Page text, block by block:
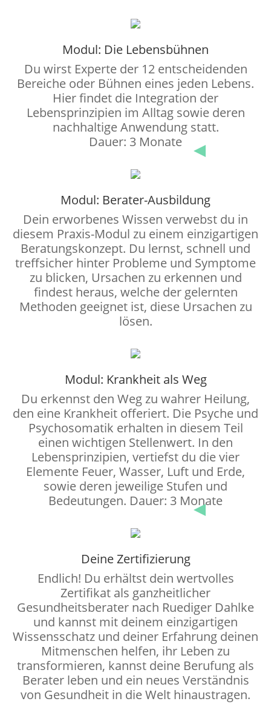
Modul: Die Lebensbühnen
Du wirst Experte der 12 entscheidenden
Bereiche oder Bühnen eines jeden Lebens.
Hier findet die Integration der
Lebensprinzipien im Alltag sowie deren
nachhaltige Anwendung statt.
Dauer: 3 Monate
Modul: Berater-Ausbildung
Dein erworbenes Wissen verwebst du in
diesem Praxis-Modul zu einem einzigartigen
Beratungskonzept. Du lernst, schnell und
treffsicher hinter Probleme und Symptome
zu blicken, Ursachen zu erkennen und
findest heraus, welche der gelernten
Methoden geeignet ist, diese Ursachen zu
lösen.
Modul: Krankheit als Weg
Du erkennst den Weg zu wahrer Heilung,
den eine Krankheit offeriert. Die Psyche und
Psychosomatik erhalten in diesem Teil
einen wichtigen Stellenwert. In den
Lebensprinzipien, vertiefst du die vier
Elemente Feuer, Wasser, Luft und Erde,
sowie deren jeweilige Stufen und
Bedeutungen. Dauer: 3 Monate
Deine Zertifizierung
Endlich! Du erhältst dein wertvolles
Zertifikat als ganzheitlicher
Gesundheitsberater nach Ruediger Dahlke
und kannst mit deinem einzigartigen
Wissensschatz und deiner Erfahrung deinen
Mitmenschen helfen, ihr Leben zu
transformieren, kannst deine Berufung als
Berater leben und ein neues Verständnis
von Gesundheit in die Welt hinaustragen.